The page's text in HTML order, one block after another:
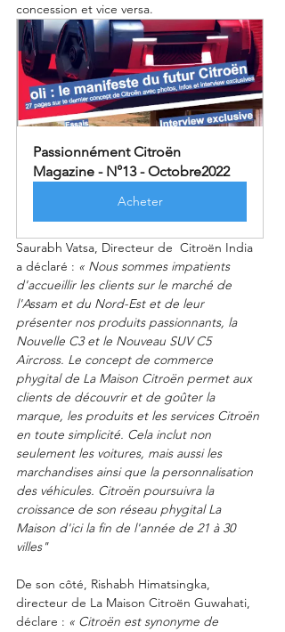
concession et vice versa.
Passionnément Citroën
Magazine - N°13 - Octobre2022
Acheter
Saurabh Vatsa, Directeur de  Citroën India
a déclaré : « Nous sommes impatients
d'accueillir les clients sur le marché de
l'Assam et du Nord-Est et de leur
présenter nos produits passionnants, la
Nouvelle C3 et le Nouveau SUV C5
Aircross. Le concept de commerce
phygital de La Maison Citroën permet aux
clients de découvrir et de goûter la
marque, les produits et les services Citroën
en toute simplicité. Cela inclut non
seulement les voitures, mais aussi les
marchandises ainsi que la personnalisation
des véhicules. Citroën poursuivra la
croissance de son réseau phygital La
Maison d'ici la fin de l'année de 21 à 30
villes"
De son côté, Rishabh Himatsingka,
directeur de La Maison Citroën Guwahati,
déclare : « Citroën est synonyme de